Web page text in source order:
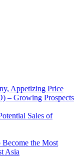
Appetizing Price
– Growing Prospects
Sales of
the Most
Asia